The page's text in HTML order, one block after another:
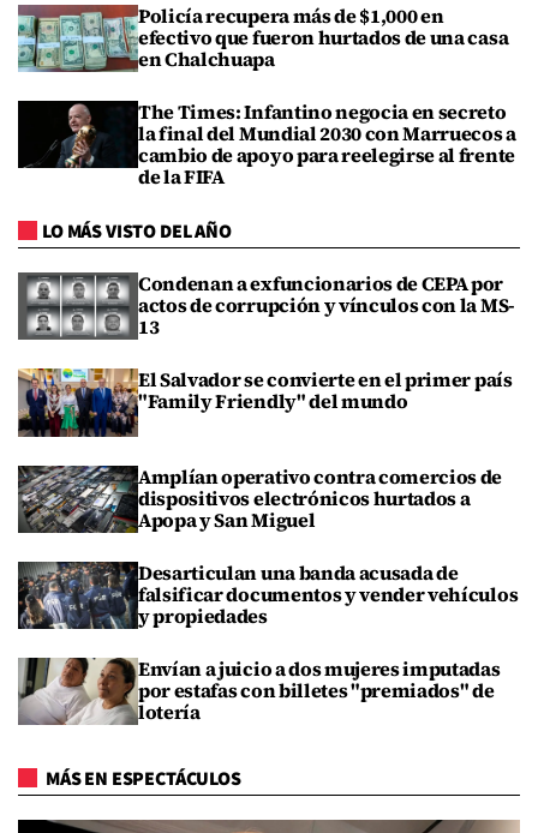
Policía recupera más de $1,000 en
efectivo que fueron hurtados de una casa
en Chalchuapa
The Times: Infantino negocia en secreto
la final del Mundial 2030 con Marruecos a
cambio de apoyo para reelegirse al frente
de la FIFA
LO MÁS VISTO DEL AÑO
Condenan a exfuncionarios de CEPA por
actos de corrupción y vínculos con la MS-
13
El Salvador se convierte en el primer país
"Family Friendly" del mundo
Amplían operativo contra comercios de
dispositivos electrónicos hurtados a
Apopa y San Miguel
Desarticulan una banda acusada de
falsificar documentos y vender vehículos
y propiedades
Envían a juicio a dos mujeres imputadas
por estafas con billetes "premiados" de
lotería
MÁS EN ESPECTÁCULOS